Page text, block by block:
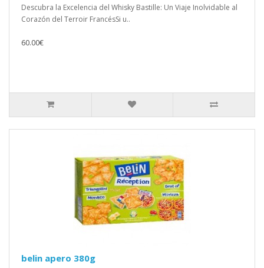
Descubra la Excelencia del Whisky Bastille: Un Viaje Inolvidable al
Corazón del Terroir FrancésSi u..
60.00€
belin apero 380g